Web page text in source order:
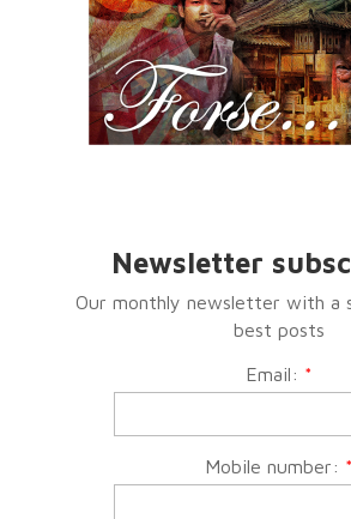
Newsletter
Our monthly newsletter with a
best posts
Email: *
Mobile number: *